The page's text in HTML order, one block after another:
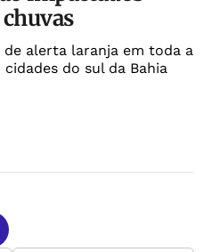
alerta laranja em toda a
do sul da Bahia